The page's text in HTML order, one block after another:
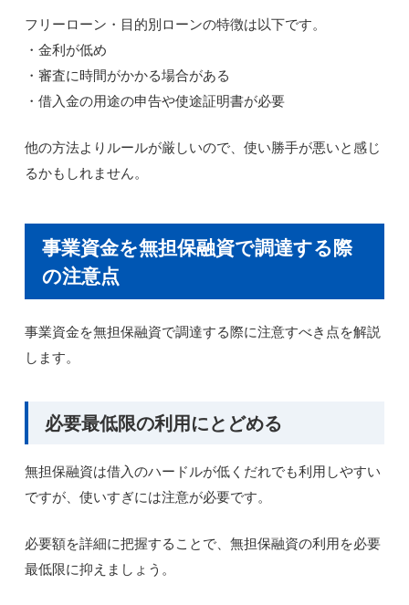
フリーローン・目的別ローンの特徴は以下です。
・金利が低め
・審査に時間がかかる場合がある
・借入金の用途の申告や使途証明書が必要
他の方法よりルールが厳しいので、使い勝手が悪いと感じ
るかもしれません。
事業資金を無担保融資で調達する際
の注意点
事業資金を無担保融資で調達する際に注意すべき点を解説
します。
必要最低限の利用にとどめる
無担保融資は借入のハードルが低くだれでも利用しやすい
ですが、使いすぎには注意が必要です。
必要額を詳細に把握することで、無担保融資の利用を必要
最低限に抑えましょう。